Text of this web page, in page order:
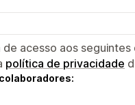
acesso aos
política de privacidade